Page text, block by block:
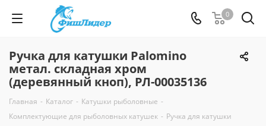
0
Ручка для катушки Palomino
метал. складная хром
(деревянный кноп), РЛ-00035136
Главная - Каталог - Катушки рыболовные -
Комплектующие для рыболовных катушек - Ручка для катушки